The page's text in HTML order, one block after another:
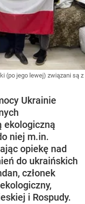
(po jego lewej) związani są z
Ukrainie
ekologiczną
niej m.in.
opiekę nad
do ukraińskich
członek
i Rospudy.